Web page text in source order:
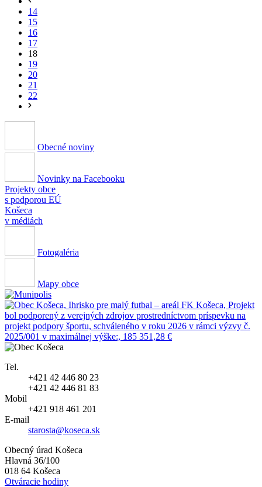
14
15
16
17
18
19
20
21
22
Obecné noviny
Novinky na Facebooku
Projekty obce
s podporou EÚ
Košeca
v médiách
Fotogaléria
Mapy obce
Tel.
+421 42 446 80 23
+421 42 446 81 83
Mobil
+421 918 461 201
E-mail
starosta@koseca.sk
Obecný úrad Košeca
Hlavná 36/100
018 64 Košeca
Otváracie hodiny